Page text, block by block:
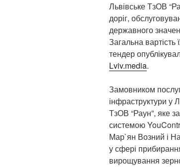
Львівське ТзОВ
доріг,
державного
Загальна
тендер
Lviv.media.
Замовником
інфраструктури у
ТзОВ “Раун”, яке
системою
Мар`ян Возний і
у сфері
вирощування